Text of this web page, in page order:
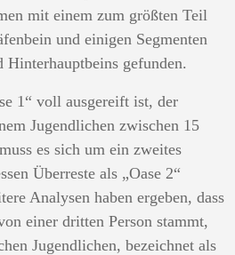
mit einem zum größten Teil
und einigen Segmenten
gefunden.
1“ voll ausgereift ist, der
Jugendlichen zwischen 15
es sich um ein zweites
Überreste als „Oase 2“
Analysen haben ergeben, dass
einer dritten Person stammt,
Jugendlichen, bezeichnet als